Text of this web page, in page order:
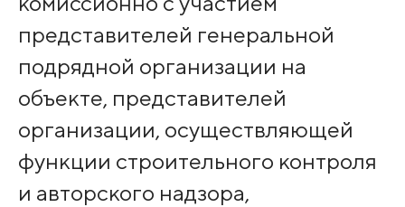
представителей генеральной
подрядной организации на
объекте, представителей
организации, осуществляющей
функции строительного контроля
и авторского надзора,